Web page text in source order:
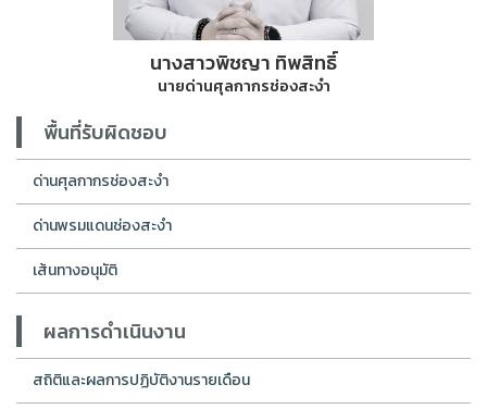
นางสาวพิชญา ทิพสิทธิ์
นายด่านศุลกากรช่องสะงำ
พื้นที่รับผิดชอบ
ด่านศุลกากรช่องสะงำ
ด่านพรมแดนช่องสะงำ
เส้นทางอนุมัติ
ผลการดำเนินงาน
สถิติและผลการปฏิบัติงานรายเดือน